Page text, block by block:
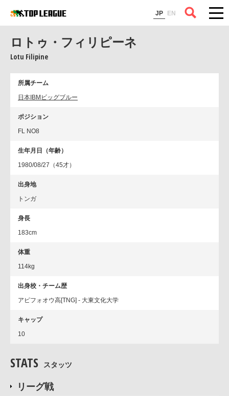
JP EN
コラム
ロトゥ・フィリピーネ
Lotu Filipine
所属チーム
日本IBMビッグブルー
ポジション
FL NO8
生年月日（年齢）
1980/08/27（45才）
出身地
トンガ
身長
183cm
体重
114kg
出身校・チーム歴
アピフォオウ高[TNG] - 大東文化大学
キャップ
10
STATS スタッツ
リーグ戦